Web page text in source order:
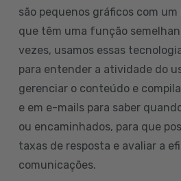
são pequenos gráficos com
que têm uma função
vezes, usamos essas
para entender a atividade do
gerenciar o conteúdo e
e em e-mails para saber
ou encaminhados, para que
taxas de resposta e avaliar a
comunicações.